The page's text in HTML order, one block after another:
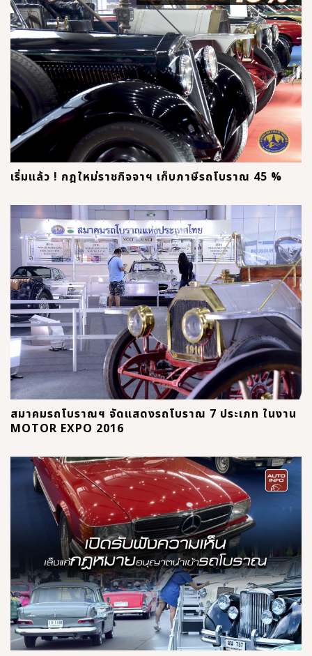
เริ่มแล้ว ! กฎใหม่ราชกิจจาฯ เก็บภาษีรถโบราณ 45 %
สมาคมรถโบราณฯ จัดแสดงรถโบราณ 7 ประเภท ในงาน
MOTOR EXPO 2016